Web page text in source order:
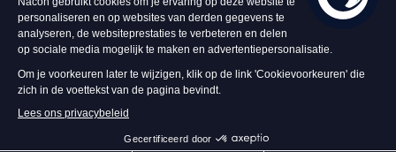
NL
©2026 – Nacon | NACON™ is een
geregistreerd handelsmerk. Alle rechten